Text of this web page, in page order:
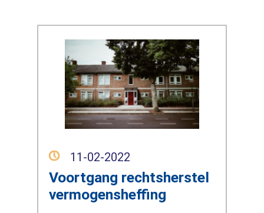
11-02-2022
Voortgang rechtsherstel
vermogensheffing